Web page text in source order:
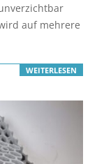
auf mehrere
WEITERLESEN